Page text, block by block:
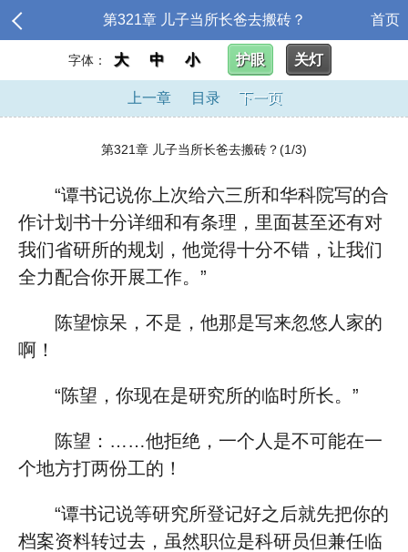
第321章 儿子当所长爸去搬砖？ 首页
字体： 大 中 小 护眼 关灯
上一章 目录 下一页
第321章 儿子当所长爸去搬砖？(1/3)
“谭书记说你上次给六三所和华科院写的合
作计划书十分详细和有条理，里面甚至还有对
我们省研所的规划，他觉得十分不错，让我们
全力配合你开展工作。”
陈望惊呆，不是，他那是写来忽悠人家的
啊！
“陈望，你现在是研究所的临时所长。”
陈望：……他拒绝，一个人是不可能在一
个地方打两份工的！
“谭书记说等研究所登记好之后就先把你的
档案资料转过去，虽然职位是科研员但兼任临